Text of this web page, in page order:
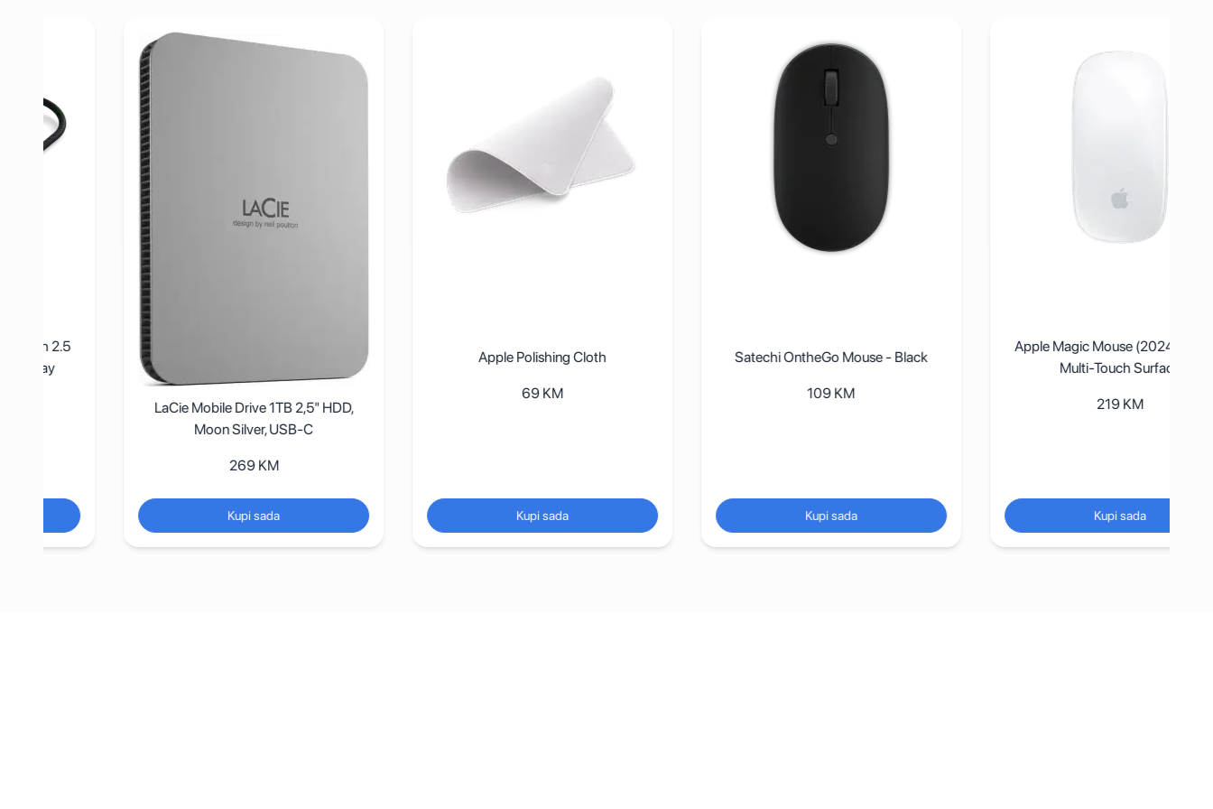
Apple Magic Mouse (2024) - White
Multi-Touch Surface
Hub with 2.5 Gigabit Ethernet - Space Gray
Pogledaj detalje LaCie Mobile Drive 1TB 2,5" HDD, Moon Silver, USB-C
LaCie Mobile Drive 1TB 2,5" HDD,
Moon Silver, USB-C
Apple Polishing Cloth
Pogledaj detalje Satechi OntheGo Mouse - Black
Satechi OntheGo Mouse - Black